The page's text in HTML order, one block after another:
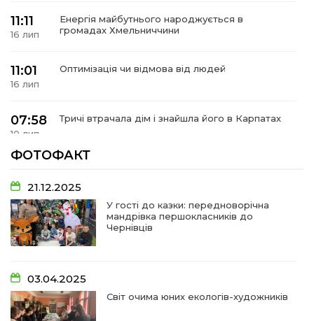
умови придбання
11:11
16 лип
Енергія майбутнього народжується в
громадах Хмельниччини
11:01
16 лип
Оптимізація чи відмова від людей
07:58
10 лип
Тричі втрачала дім і знайшла його в Карпатах
10 лип
13:30
06 лип
Від прикордонної застави до Донбасу:
14:18
01 лип
Творчі підсумки юних художників
ФОТОФАКТ
21.12.2025
У гості до казки: передноворічна
мандрівка першокласників до
Чернівців
03.04.2025
Світ очима юних екологів-художників